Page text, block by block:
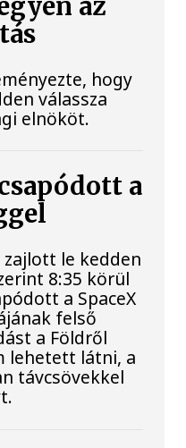
az
hogy
válassza
elnököt.
a
zajlott le kedden
8:35 körül
a SpaceX
felső
a Földről
lehetett látni, a
távcsövekkel